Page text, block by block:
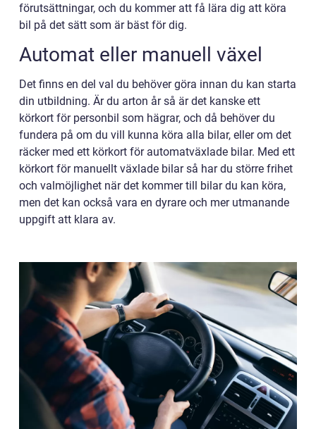
förutsättningar, och du kommer att få lära dig att köra
bil på det sätt som är bäst för dig.
Automat eller manuell växel
Det finns en del val du behöver göra innan du kan starta
din utbildning. Är du arton år så är det kanske ett
körkort för personbil som hägrar, och då behöver du
fundera på om du vill kunna köra alla bilar, eller om det
räcker med ett körkort för automatväxlade bilar. Med ett
körkort för manuellt växlade bilar så har du större frihet
och valmöjlighet när det kommer till bilar du kan köra,
men det kan också vara en dyrare och mer utmanande
uppgift att klara av.